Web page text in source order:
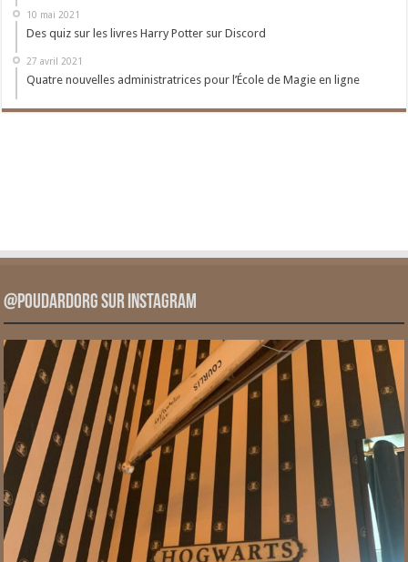
10 mai 2021
Des quiz sur les livres Harry Potter sur Discord
27 avril 2021
Quatre nouvelles administratrices pour l’École de Magie en ligne
@PoudardOrg sur Instagram